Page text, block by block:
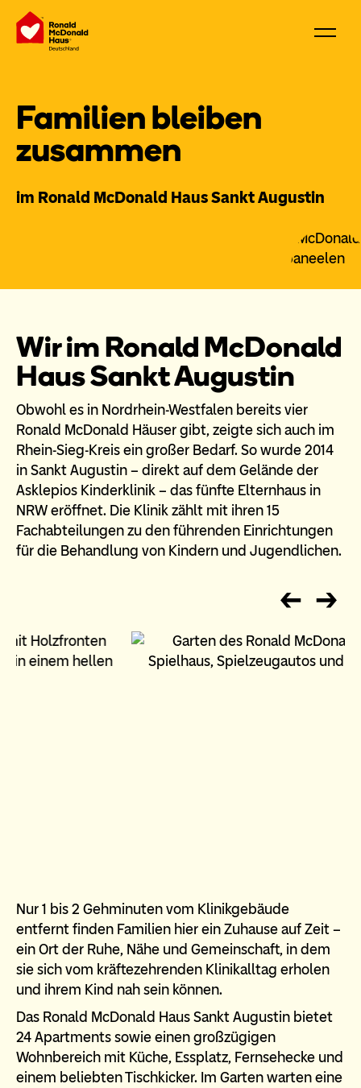
Familien bleiben
zusammen
im Ronald McDonald Haus Sankt Augustin
Wir im Ronald McDonald
Haus Sankt Augustin
Obwohl es in Nordrhein-Westfalen bereits vier
Ronald McDonald Häuser gibt, zeigte sich auch im
Rhein-Sieg-Kreis ein großer Bedarf. So wurde 2014
in Sankt Augustin – direkt auf dem Gelände der
Asklepios Kinderklinik – das fünfte Elternhaus in
NRW eröffnet. Die Klinik zählt mit ihren 15
Fachabteilungen zu den führenden Einrichtungen
für die Behandlung von Kindern und Jugendlichen.
Nur 1 bis 2 Gehminuten vom Klinikgebäude
entfernt finden Familien hier ein Zuhause auf Zeit –
ein Ort der Ruhe, Nähe und Gemeinschaft, in dem
sie sich vom kräftezehrenden Klinikalltag erholen
und ihrem Kind nah sein können.
Das Ronald McDonald Haus Sankt Augustin bietet
24 Apartments sowie einen großzügigen
Wohnbereich mit Küche, Essplatz, Fernsehecke und
einem beliebten Tischkicker. Im Garten warten eine